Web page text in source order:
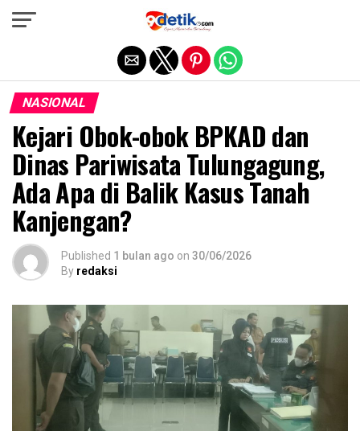
NASIONAL
Kejari Obok-obok BPKAD dan
Dinas Pariwisata Tulungagung,
Ada Apa di Balik Kasus Tanah
Kanjengan?
Published 1 bulan ago on 30/06/2026
By redaksi
Exit mobile version